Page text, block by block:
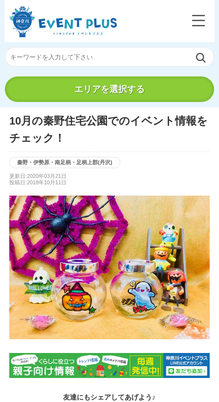
エリアを選択する
10月の秦野住宅公園でのイベント情報を
チェック！
秦野・伊勢原・南足柄・足柄上郡(丹沢)
更新日:2020年03月21日
投稿日:2018年10月11日
友達にもシェアしてあげよう♪